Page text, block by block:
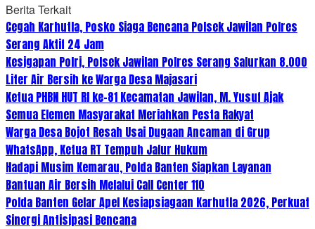
Berita Terkait
Cegah Karhutla, Posko Siaga Bencana Polsek Jawilan Polres
Serang Aktif 24 Jam
Kesigapan Polri, Polsek Jawilan Polres Serang Salurkan 8.000
Liter Air Bersih ke Warga Desa Majasari
Ketua PHBN HUT RI ke-81 Kecamatan Jawilan, M. Yusuf Ajak
Semua Elemen Masyarakat Meriahkan Pesta Rakyat
Warga Desa Bojot Resah Usai Dugaan Ancaman di Grup
WhatsApp, Ketua RT Tempuh Jalur Hukum
Hadapi Musim Kemarau, Polda Banten Siapkan Layanan
Bantuan Air Bersih Melalui Call Center 110
Polda Banten Gelar Apel Kesiapsiagaan Karhutla 2026, Perkuat
Sinergi Antisipasi Bencana